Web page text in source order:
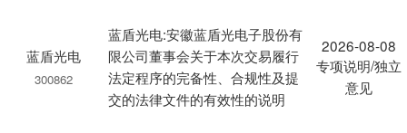
蓝盾光电
300862
蓝盾光电:安徽蓝盾光电子股份有
限公司董事会关于本次交易履行
法定程序的完备性、合规性及提
交的法律文件的有效性的说明
2026-08-08
专项说明/独立
意见